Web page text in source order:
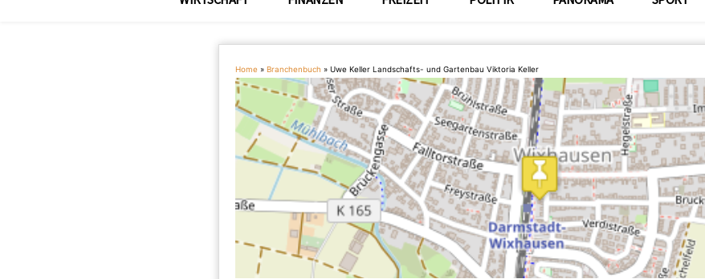
Home » Branchenbuch » Uwe Keller Landschafts- und Gartenbau Viktoria Keller